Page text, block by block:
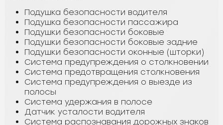
Подушка безопасности водителя
Подушка безопасности пассажира
Подушки безопасности боковые
Подушки безопасности боковые задние
Подушки безопасности оконные (шторки)
Система предупреждения о столкновении
Система предотвращения столкновения
Система предупреждения о выезде из
полосы
Система удержания в полосе
Датчик усталости водителя
Система распознавания дорожных знаков